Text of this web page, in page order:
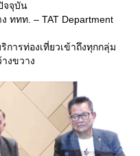
จจุบัน
ททท. – TAT Department
ารท่องเที่ยวเข้าถึงทุกกลุ่ม
งขวาง